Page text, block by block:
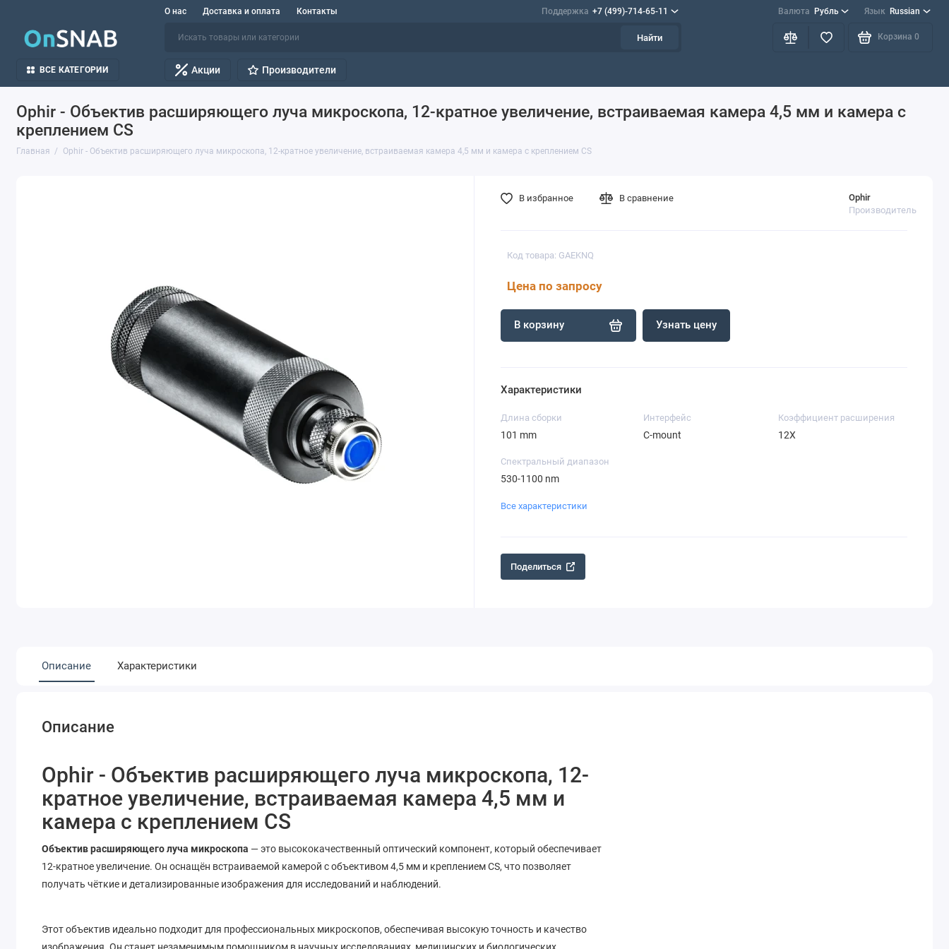
О нас Доставка и оплата Контакты Поддержка +7 (499)-714-65-11 Валюта Рубль Язык Russian
Найти Корзина 0
ВСЕ КАТЕГОРИИ Акции Производители
Ophir - Объектив расширяющего луча микроскопа, 12-кратное увеличение, встраиваемая камера 4,5 мм и камера с
креплением CS
Главная Ophir - Объектив расширяющего луча микроскопа, 12-кратное увеличение, встраиваемая камера 4,5 мм и камера с креплением CS
Код товара: GAEKNQ
Цена по запросу
Ophir
Производитель
В корзину Узнать цену
В избранное В сравнение
Характеристики
Длина сборки
101 mm
Интерфейс
C-mount
Коэффициент расширения
12X
Спектральный диапазон
530-1100 nm
Все характеристики
Поделиться
Описание Характеристики
Описание
Ophir - Объектив расширяющего луча микроскопа, 12-
кратное увеличение, встраиваемая камера 4,5 мм и
камера с креплением CS
Объектив расширяющего луча микроскопа — это высококачественный оптический компонент, который обеспечивает
12-кратное увеличение. Он оснащён встраиваемой камерой с объективом 4,5 мм и креплением CS, что позволяет
получать чёткие и детализированные изображения для исследований и наблюдений.
Этот объектив идеально подходит для профессиональных микроскопов, обеспечивая высокую точность и качество
изображения. Он станет незаменимым помощником в научных исследованиях, медицинских и биологических